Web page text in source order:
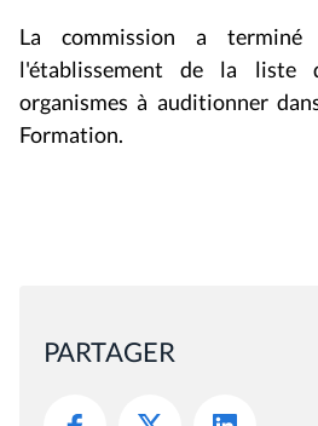
La commission a
l'établissement de la liste
organismes à auditionner
Formation.
PARTAGER